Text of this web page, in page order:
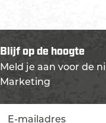
Blijf op de hoogte
Meld je aan voor de
Marketing